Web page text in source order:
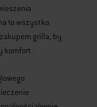
to wszystko
grilla, by
komfort.